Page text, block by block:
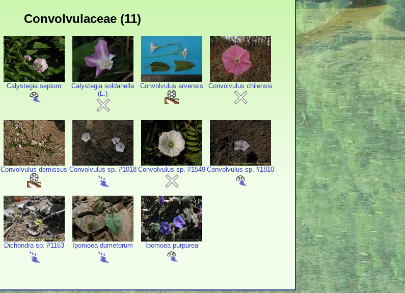
Convolvulaceae (11)
Calystegia sepium
Calystegia soldanella
(L.)
Convolvulus arvensis Convolvulus chilensis
Convolvulus demissus Convolvulus sp. #1018 Convolvulus sp. #1549 Convolvulus sp. #1810
Dichondra sp. #1163 Ipomoea dumetorum Ipomoea purpurea